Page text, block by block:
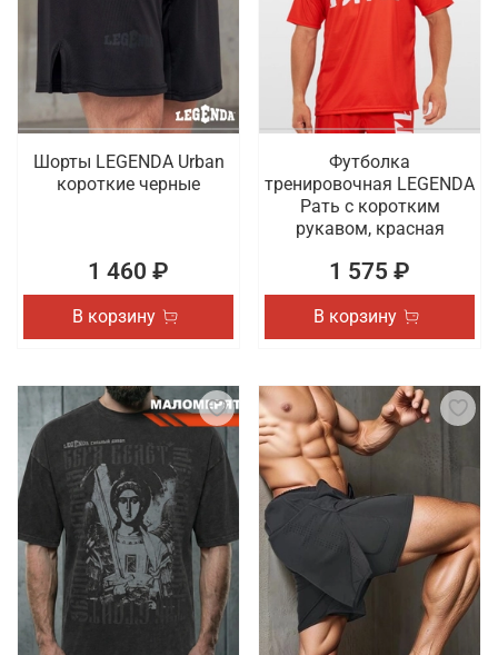
Шорты LEGENDA Urban
короткие черные
1 460 ₽
В корзину
Футболка
тренировочная LEGENDA
Рать с коротким
рукавом, красная
1 575 ₽
В корзину